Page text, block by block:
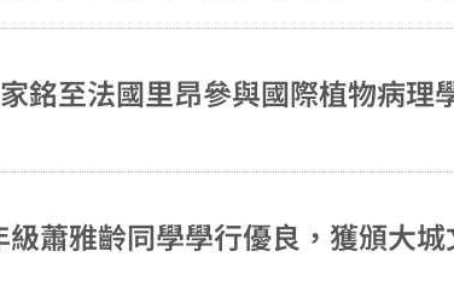
銘至法國里昂參與國際植物病理
蕭雅齡同學學行優良，獲頒大